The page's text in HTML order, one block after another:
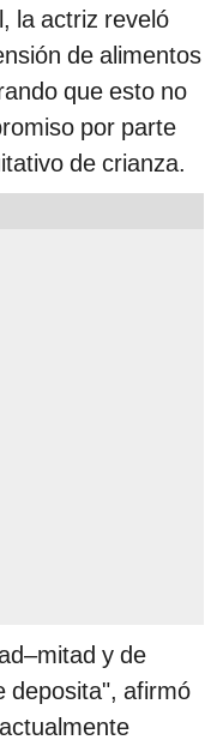
la actriz reveló
de alimentos
que esto no
por parte
de crianza.
y de
deposita", afirmó